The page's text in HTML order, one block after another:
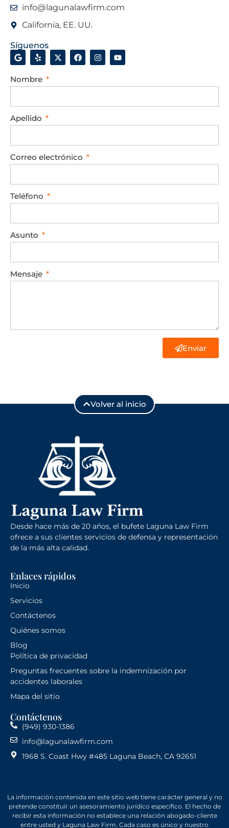
info@lagunalawfirm.com
California, EE. UU.
Síguenos
Nombre
Apellido
Correo electrónico
Teléfono
Asunto
Mensaje
Enviar
Volver al inicio
Desde hace más de 20 años, el bufete Laguna Law Firm
ofrece a sus clientes servicios de defensa y representación
de la más alta calidad.
Enlaces rápidos
Inicio
Servicios
Contáctenos
Quiénes somos
Blog
Política de privacidad
Preguntas frecuentes sobre la indemnización por
accidentes laborales
Mapa del sitio
Contáctenos
(949) 930-1386
info@lagunalawfirm.com
1968 S. Coast Hwy #485 Laguna Beach, CA 92651
La información contenida en este sitio web tiene carácter general y no
pretende constituir un asesoramiento jurídico específico. El hecho de
recibir esta información no establece una relación abogado-cliente
entre usted y Laguna Law Firm. Cada caso es único y nuestro